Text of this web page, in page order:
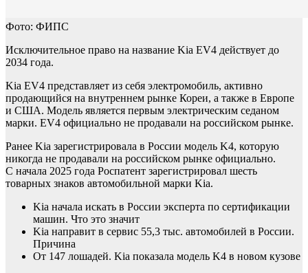
Фото: ФИПС
Исключительное право на название Kia EV4 действует до
2034 года.
Kia EV4 представляет из себя электромобиль, активно
продающийся на внутреннем рынке Кореи, а также в Европе
и США. Модель является первым электрическим седаном
марки. EV4 официально не продавали на российском рынке.
Ранее Kia зарегистрировала в России модель K4, которую
никогда не продавали на российском рынке официально.
С начала 2025 года Роспатент зарегистрировал шесть
товарных знаков автомобильной марки Kia.
Kia начала искать в России эксперта по сертификации
машин. Что это значит
Kia направит в сервис 55,3 тыс. автомобилей в России.
Причина
От 147 лошадей. Kia показала модель K4 в новом кузове